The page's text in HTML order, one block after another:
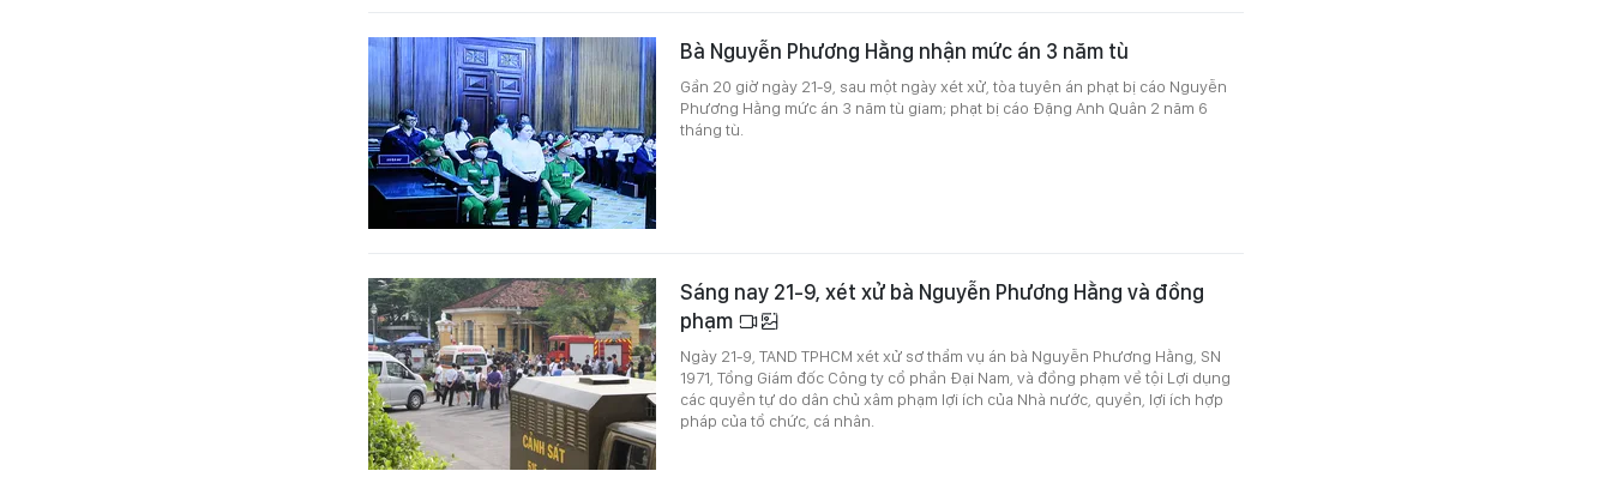
Bà Nguyễn Phương Hằng nhận mức án 3 năm tù
Gần 20 giờ ngày 21-9, sau một ngày xét xử, tòa tuyên án phạt bị cáo Nguyễn
Phương Hằng mức án 3 năm tù giam; phạt bị cáo Đặng Anh Quân 2 năm 6
tháng tù.
Sáng nay 21-9, xét xử bà Nguyễn Phương Hằng và đồng
phạm
Ngày 21-9, TAND TPHCM xét xử sơ thẩm vụ án bà Nguyễn Phương Hằng, SN
1971, Tổng Giám đốc Công ty cổ phần Đại Nam, và đồng phạm về tội Lợi dụng
các quyền tự do dân chủ xâm phạm lợi ích của Nhà nước, quyền, lợi ích hợp
pháp của tổ chức, cá nhân.